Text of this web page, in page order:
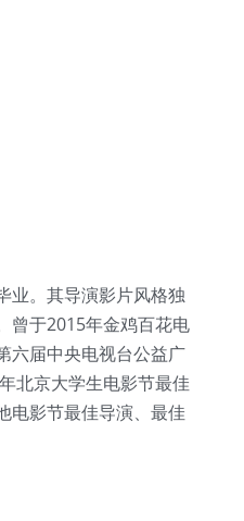
业。其导演影片风格独
曾于2015年金鸡百花电
六届中央电视台公益广
北京大学生电影节最佳
电影节最佳导演、最佳